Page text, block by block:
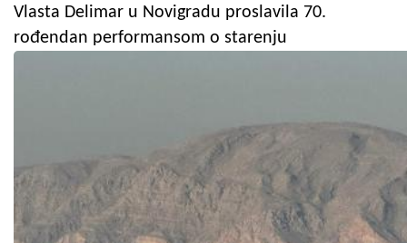
Vlasta Delimar u Novigradu proslavila 70.
rođendan performansom o starenju